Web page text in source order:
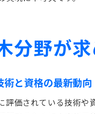
分野が
と資格の最新動向
評価されている技術